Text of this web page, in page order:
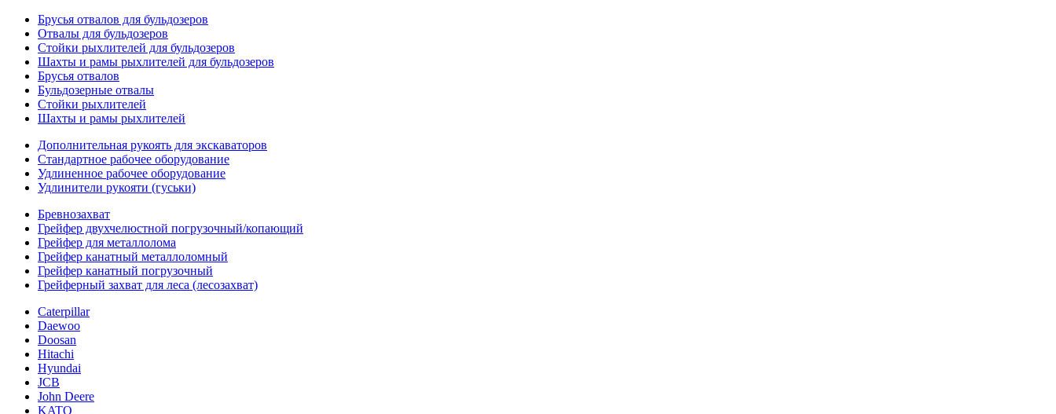
Брусья отвалов для бульдозеров
Отвалы для бульдозеров
Стойки рыхлителей для бульдозеров
Шахты и рамы рыхлителей для бульдозеров
Брусья отвалов
Бульдозерные отвалы
Стойки рыхлителей
Шахты и рамы рыхлителей
Дополнительная рукоять для экскаваторов
Стандартное рабочее оборудование
Удлиненное рабочее оборудование
Удлинители рукояти (гуськи)
Бревнозахват
Грейфер двухчелюстной погрузочный/копающий
Грейфер для металлолома
Грейфер канатный металлоломный
Грейфер канатный погрузочный
Грейферный захват для леса (лесозахват)
Caterpillar
Daewoo
Doosan
Hitachi
Hyundai
JCB
John Deere
KATO